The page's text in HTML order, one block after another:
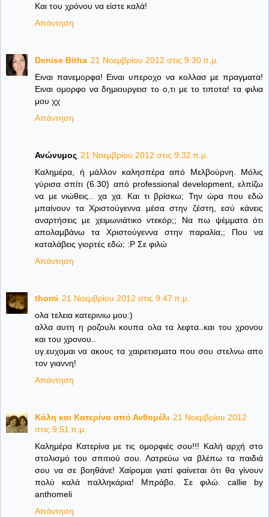
Και του χρόνου να είστε καλά!
Απάντηση
Denise Bitha 21 Νοεμβρίου 2012 στις 9:30 π.μ.
Ειναι πανεμορφα! Ειναι υπεροχο να κολλασ με πραγματα!
Ειναι ομορφο να δημιουργεισ το ο,τι με το τιποτα! τα φιλια
μου χχ
Απάντηση
Ανώνυμος 21 Νοεμβρίου 2012 στις 9:32 π.μ.
Καλημέρα, ή μάλλον καλησπέρα από Μελβούρνη. Μόλις
γύρισα σπίτι (6.30) από professional development, ελπίζω
να με νιώθεις.. χα χα. Και τι βρίσκω; Την ώρα που εδώ
μπαίνουν τα Χριστούγεννα μέσα στην ζέστη, εσύ κάνεις
αναρτήσεις με χειμωνιάτικο ντεκόρ;; Να πω ψέμματα ότι
απολαμβάνω τα Χριστούγεννα στην παραλία;; Που να
καταλάβεις γιορτές εδώ; :Ρ Σε φιλώ
Απάντηση
thomi 21 Νοεμβρίου 2012 στις 9:47 π.μ.
ολα τελεια κατερινιω μου:)
αλλα αυτη η ροζουλι κουπα ολα τα λεφτα..και του χρονου
και του χρονου..
υγ.ευχομαι να ακους τα χαιρετισματα που σου στελνω απο
τον γιαννη!
Απάντηση
Κάλη και Κατερίνα από Ανθομέλι 21 Νοεμβρίου 2012
στις 9:51 π.μ.
Καλημέρα Κατερίνα με τις ομορφιές σου!!! Καλή αρχή στο
στολισμό του σπιτιού σου. Λατρεύω να βλέπω τα παιδιά
σου να σε βοηθάνε! Χαίρομαι γιατί φαίνεται ότι θα γίνουν
πολύ καλά παλληκάρια! Μπράβο. Σε φιλώ. callie by
anthomeli
Απάντηση